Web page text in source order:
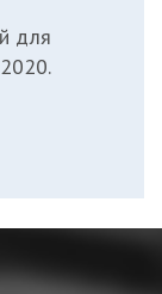
для